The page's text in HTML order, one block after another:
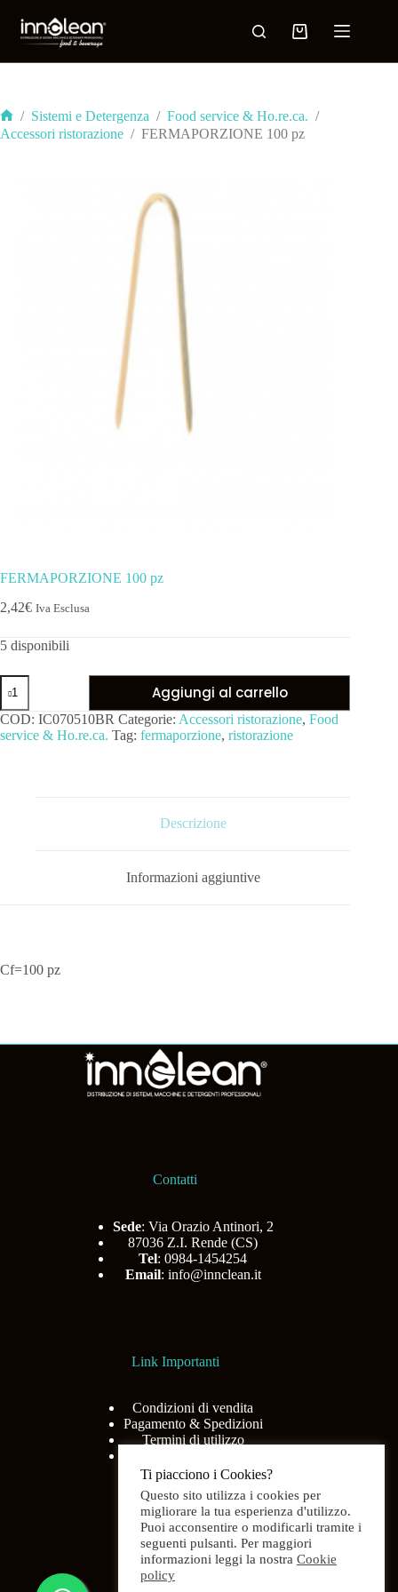
/ Sistemi e Detergenza / Food service & Ho.re.ca. /
Accessori ristorazione / FERMAPORZIONE 100 pz
FERMAPORZIONE 100 pz
2,42€ Iva Esclusa
5 disponibili
Aggiungi al carrello
COD: IC070510BR Categorie: Accessori ristorazione, Food
service & Ho.re.ca. Tag: fermaporzione, ristorazione
Descrizione
Informazioni aggiuntive
Cf=100 pz
Contatti
Sede: Via Orazio Antinori, 2
87036 Z.I. Rende (CS)
Tel: 0984-1454254
Email: info@innclean.it
Link Importanti
Condizioni di vendita
Pagamento & Spedizioni
Termini di utilizzo
Menù
Ti piacciono i Cookies?
Questo sito utilizza i cookies per
migliorare la tua esperienza d'utilizzo.
Puoi acconsentire o modificarli tramite i
seguenti pulsanti. Per maggiori
informazioni leggi la nostra Cookie
policy